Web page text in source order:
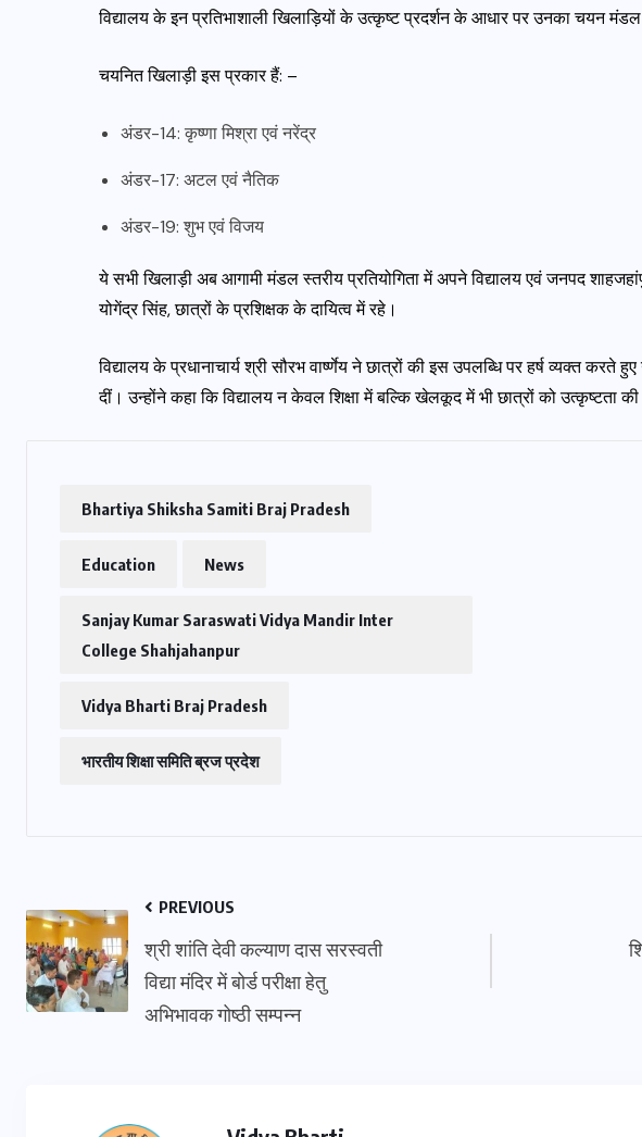
विद्यालय के इन प्रतिभाशाली खिलाड़ियों के उत्कृष्ट प्रदर्शन के आधार पर उनका चयन मंडल
चयनित खिलाड़ी इस प्रकार हैं: –
अंडर-14: कृष्णा मिश्रा एवं नरेंद्र
अंडर-17: अटल एवं नैतिक
अंडर-19: शुभ एवं विजय
ये सभी खिलाड़ी अब आगामी मंडल स्तरीय प्रतियोगिता में अपने विद्यालय एवं जनपद
योगेंद्र सिंह, छात्रों के प्रशिक्षक के दायित्व में रहे।
विद्यालय के प्रधानाचार्य श्री सौरभ वार्ष्णेय ने छात्रों की इस उपलब्धि पर हर्ष व्यक्त करते
दीं। उन्होंने कहा कि विद्यालय न केवल शिक्षा में बल्कि खेलकूद में भी छात्रों को उत्कृष्टता
Bhartiya Shiksha Samiti Braj Pradesh
Education News
Sanjay Kumar Saraswati Vidya Mandir Inter
College Shahjahanpur
Vidya Bharti Braj Pradesh
भारतीय शिक्षा समिति ब्रज प्रदेश
PREVIOUS
श्री शांति देवी कल्याण दास सरस्वती
विद्या मंदिर में बोर्ड परीक्षा हेतु
अभिभावक गोष्ठी सम्पन्न